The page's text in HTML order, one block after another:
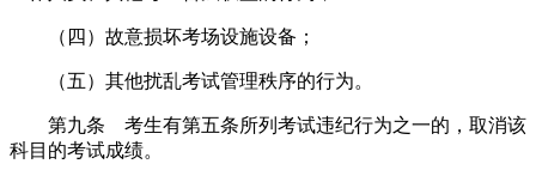
（四）故意损坏考场设施设备；
（五）其他扰乱考试管理秩序的行为。
第九条 考生有第五条所列考试违纪行为之一的，取消该
科目的考试成绩。